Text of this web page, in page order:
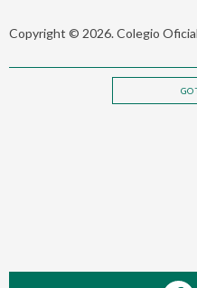
Copyright © 2026. Colegio
GO